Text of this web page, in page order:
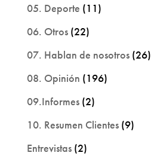
05. Deporte (11)
06. Otros(22)
07. Hablan de nosotros(26)
08. Opinión (196)
09.Informes(2)
10. Resumen Clientes(9)
Entrevistas(2)